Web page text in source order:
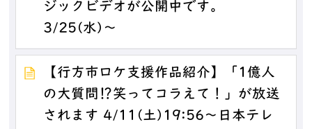
ジックビデオが公開中です。
3/25(水)～
【行方市ロケ支援作品紹介】「1億人
の大質問⁉笑ってコラえて！」が放送
されます 4/11(土)19:56～日本テレ